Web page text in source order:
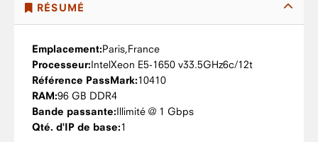
RÉSUMÉ
Emplacement:Paris,France
Processeur:IntelXeon E5-1650 v33.5GHz6c/12t
Référence PassMark:10410
RAM:96 GB DDR4
Bande passante:Illimité @ 1 Gbps
Qté. d'IP de base:1